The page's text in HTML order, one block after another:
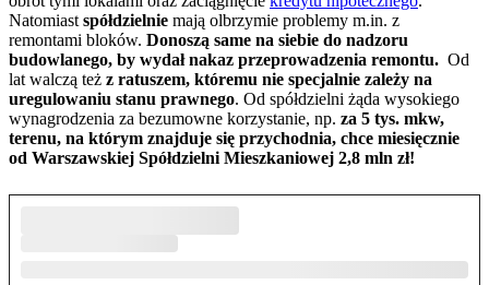
Natomiast spółdzielnie mają olbrzymie problemy m.in. z
remontami bloków. Donoszą same na siebie do nadzoru
budowlanego, by wydał nakaz przeprowadzenia remontu. Od
lat walczą też z ratuszem, któremu nie specjalnie zależy na
uregulowaniu stanu prawnego. Od spółdzielni żąda wysokiego
wynagrodzenia za bezumowne korzystanie, np. za 5 tys. mkw,
terenu, na którym znajduje się przychodnia, chce miesięcznie
od Warszawskiej Spółdzielni Mieszkaniowej 2,8 mln zł!